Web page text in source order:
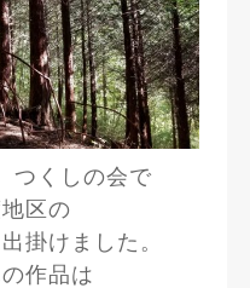
つくしの会で
区の
掛けました。
作品は